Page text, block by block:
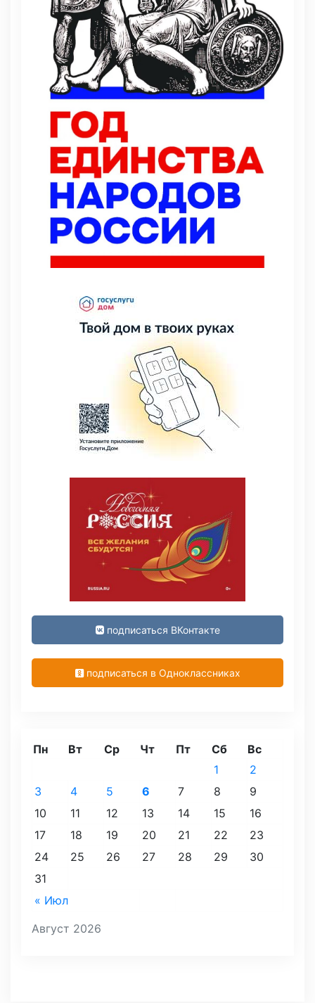
подписаться ВКонтакте
подписаться в Одноклассниках
Август 2026
Пн Вт Ср Чт Пт Сб Вс
« Июл
1
2
3
4 5 6 7 8
9
10
11 12 13 14 15
16
17
18 19 20 21 22
23
24
25 26 27 28 29
30
31